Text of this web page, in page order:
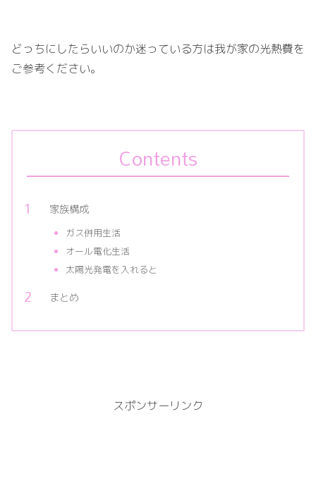
どっちにしたらいいのか迷っている方は我が家の光熱費を
ご参考ください。
Contents
家族構成
ガス併用生活
オール電化生活
太陽光発電を入れると
まとめ
スポンサーリンク